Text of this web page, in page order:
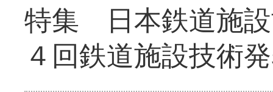
特集 日本鉄道施
４回鉄道施設技術